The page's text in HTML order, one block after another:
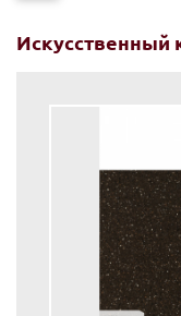
Искусственный